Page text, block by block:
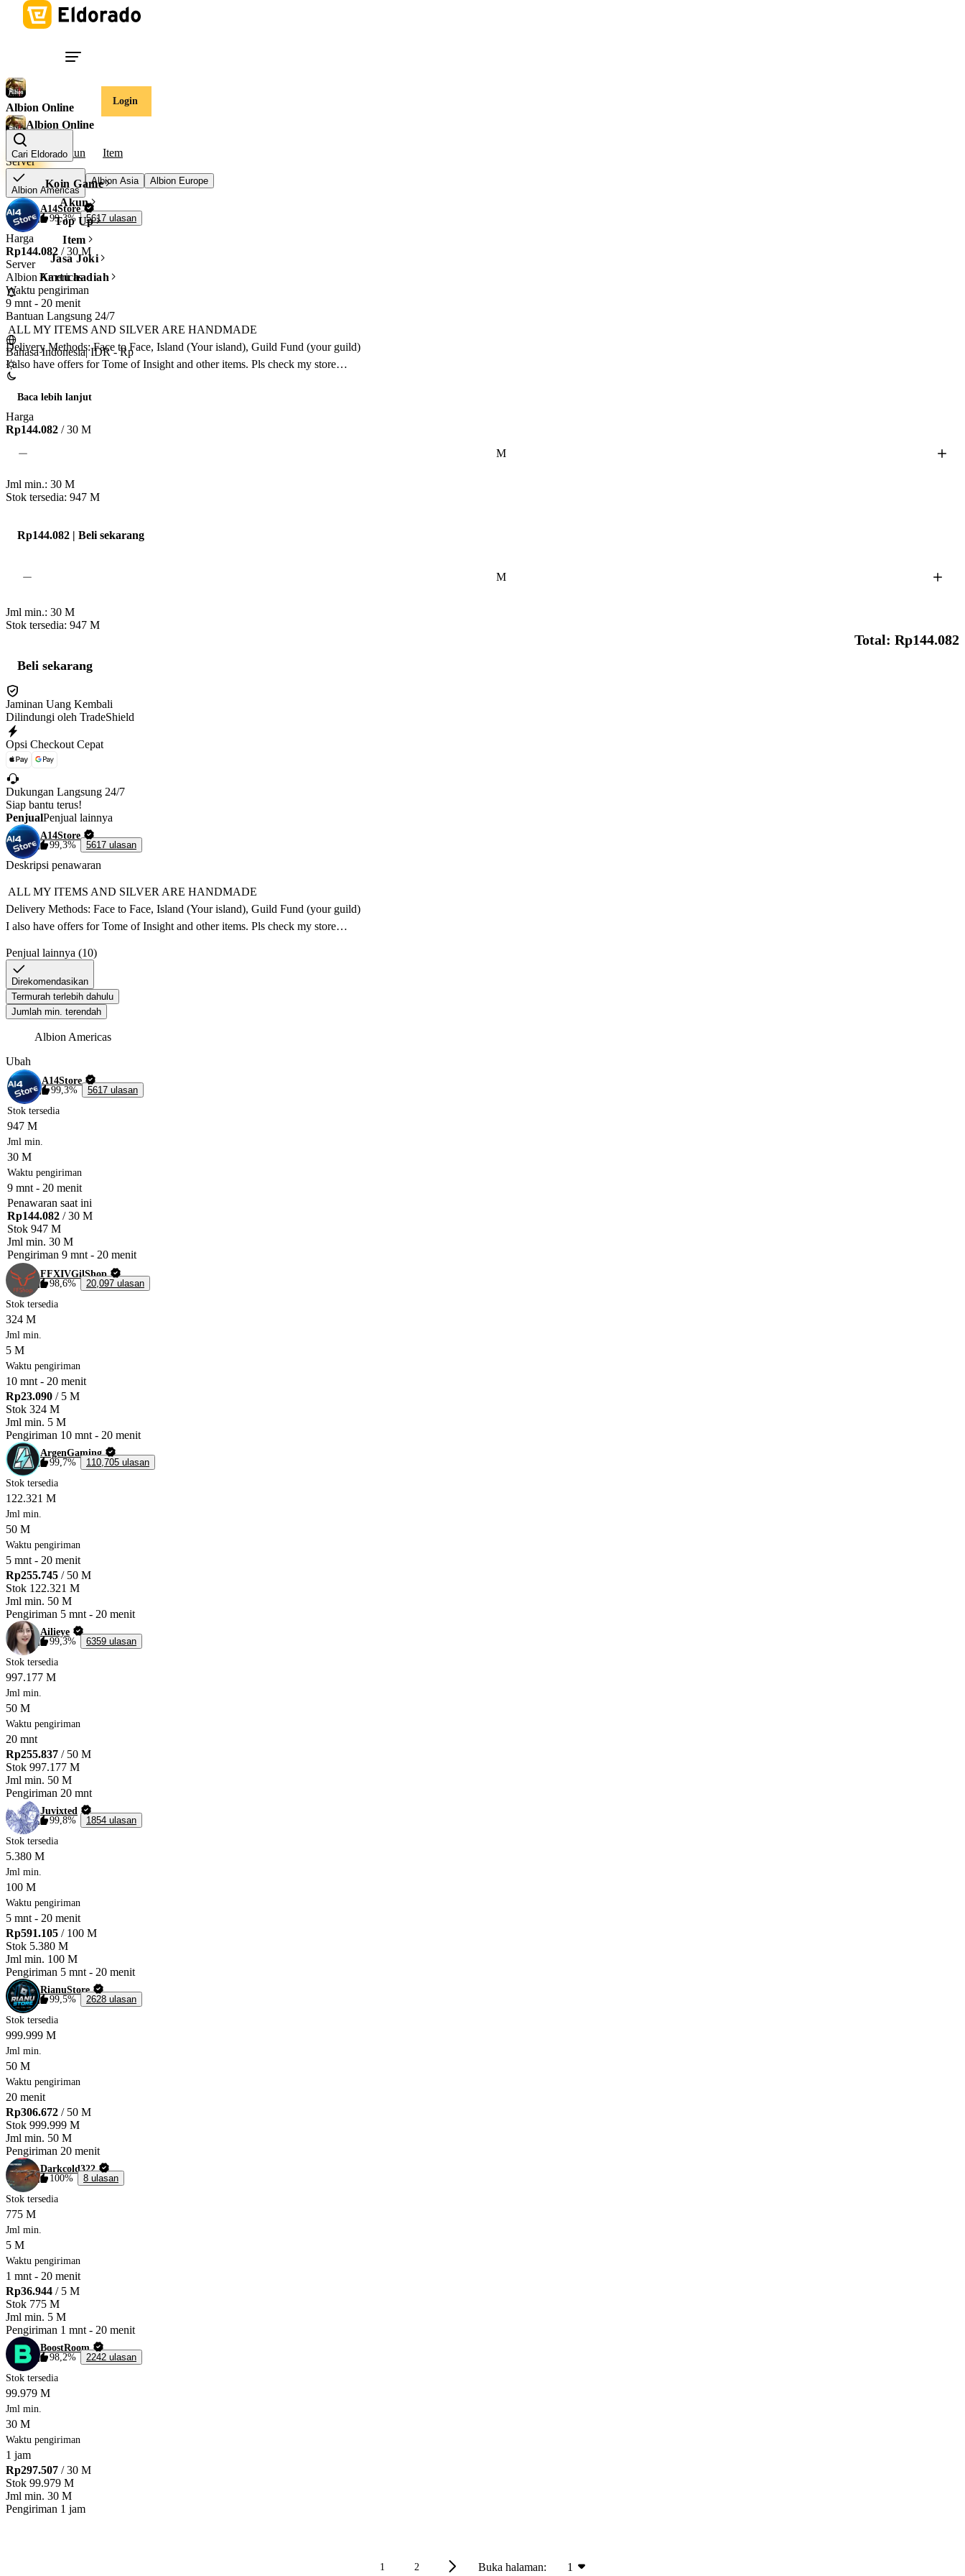
Login
Cari Eldorado
Koin Game
Akun
Top Up
Item
Jasa Joki
Kartu hadiah
Bantuan Langsung 24/7
Bahasa Indonesia|IDR - Rp
Albion Online
Albion Online
Silver Akun Item
Server
Albion Americas
Albion Asia Albion Europe
A14Store
99,3%
5617 ulasan
Harga
Rp144.082 / 30 M
Server
Albion Americas
Waktu pengiriman
9 mnt - 20 menit
ALL MY ITEMS AND SILVER ARE HANDMADE
Delivery Methods: Face to Face, Island (Your island), Guild Fund (your guild)
I also have offers for Tome of Insight and other items. Pls check my store
Baca lebih lanjut
Harga
Rp144.082 / 30 M
M
Jml min.: 30 M
Stok tersedia: 947 M
Rp144.082 | Beli sekarang
M
Jml min.: 30 M
Stok tersedia: 947 M
Total: Rp144.082
Beli sekarang
Jaminan Uang Kembali
Dilindungi oleh TradeShield
Opsi Checkout Cepat
Dukungan Langsung 24/7
Siap bantu terus!
PenjualPenjual lainnya
A14Store
99,3%
5617 ulasan
Deskripsi penawaran
ALL MY ITEMS AND SILVER ARE HANDMADE
Delivery Methods: Face to Face, Island (Your island), Guild Fund (your guild)
I also have offers for Tome of Insight and other items. Pls check my store
Penjual lainnya (10)
Direkomendasikan
Termurah terlebih dahulu
Jumlah min. terendah
Albion Americas
Ubah
A14Store
99,3%
5617 ulasan
Stok tersedia
947 M
Jml min.
30 M
Waktu pengiriman
9 mnt - 20 menit
Penawaran saat ini
Rp144.082 / 30 M
Stok 947 M
Jml min. 30 M
Pengiriman 9 mnt - 20 menit
FFXIVGilShop
98,6%
20,097 ulasan
Stok tersedia
324 M
Jml min.
5 M
Waktu pengiriman
10 mnt - 20 menit
Rp23.090 / 5 M
Stok 324 M
Jml min. 5 M
Pengiriman 10 mnt - 20 menit
ArgenGaming
99,7%
110,705 ulasan
Stok tersedia
122.321 M
Jml min.
50 M
Waktu pengiriman
5 mnt - 20 menit
Rp255.745 / 50 M
Stok 122.321 M
Jml min. 50 M
Pengiriman 5 mnt - 20 menit
Ailieye
99,3%
6359 ulasan
Stok tersedia
997.177 M
Jml min.
50 M
Waktu pengiriman
20 mnt
Rp255.837 / 50 M
Stok 997.177 M
Jml min. 50 M
Pengiriman 20 mnt
Juvixted
99,8%
1854 ulasan
Stok tersedia
5.380 M
Jml min.
100 M
Waktu pengiriman
5 mnt - 20 menit
Rp591.105 / 100 M
Stok 5.380 M
Jml min. 100 M
Pengiriman 5 mnt - 20 menit
RianuStore
99,5%
2628 ulasan
Stok tersedia
999.999 M
Jml min.
50 M
Waktu pengiriman
20 menit
Rp306.672 / 50 M
Stok 999.999 M
Jml min. 50 M
Pengiriman 20 menit
Darkcold322
100%
8 ulasan
Stok tersedia
775 M
Jml min.
5 M
Waktu pengiriman
1 mnt - 20 menit
Rp36.944 / 5 M
Stok 775 M
Jml min. 5 M
Pengiriman 1 mnt - 20 menit
BoostRoom
98,2%
2242 ulasan
Stok tersedia
99.979 M
Jml min.
30 M
Waktu pengiriman
1 jam
Rp297.507 / 30 M
Stok 99.979 M
Jml min. 30 M
Pengiriman 1 jam
1 2 Buka halaman: 1